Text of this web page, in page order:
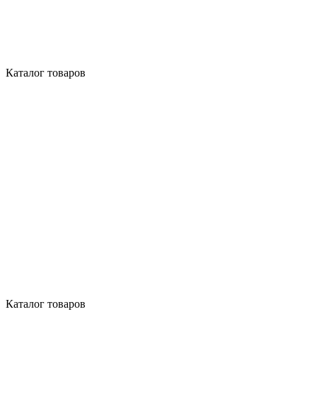
Каталог товаров
Каталог товаров